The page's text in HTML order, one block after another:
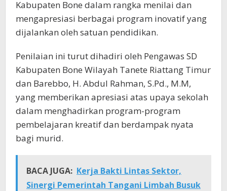
Kabupaten Bone dalam rangka menilai dan
mengapresiasi berbagai program inovatif yang
dijalankan oleh satuan pendidikan.
Penilaian ini turut dihadiri oleh Pengawas SD
Kabupaten Bone Wilayah Tanete Riattang Timur
dan Barebbo, H. Abdul Rahman, S.Pd., M.M,
yang memberikan apresiasi atas upaya sekolah
dalam menghadirkan program-program
pembelajaran kreatif dan berdampak nyata
bagi murid.
BACA JUGA: Kerja Bakti Lintas Sektor,
Sinergi Pemerintah Tangani Limbah Busuk